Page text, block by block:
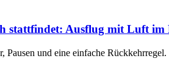
stattfindet: Ausflug mit Luft im
Pausen und eine einfache